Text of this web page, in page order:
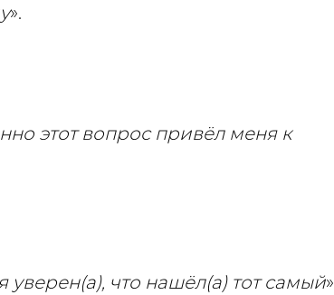
».
этот вопрос привёл меня к
уверен(а), что нашёл(а) тот самый»